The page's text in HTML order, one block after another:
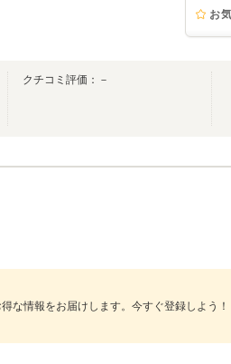
お
クチコミ評価：－
な情報をお届けします。今すぐ登録しよう！